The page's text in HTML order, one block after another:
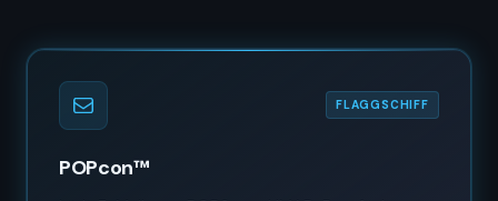
FLAGGSCHIFF
POPcon™